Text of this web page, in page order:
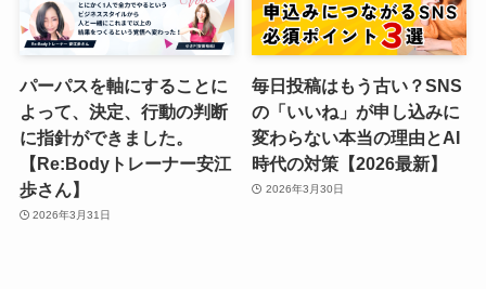
パーパスを軸にすることに
よって、決定、行動の判断
に指針ができました。
【Re:Bodyトレーナー安江
歩さん】
2026年3月31日
毎日投稿はもう古い？SNS
の「いいね」が申し込みに
変わらない本当の理由とAI
時代の対策【2026最新】
2026年3月30日